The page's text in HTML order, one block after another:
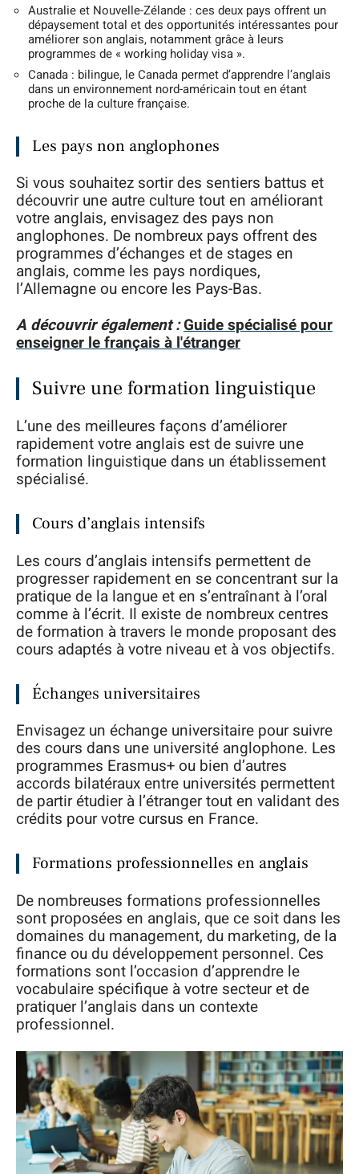
Australie et Nouvelle-Zélande : ces deux pays offrent un
dépaysement total et des opportunités intéressantes pour
améliorer son anglais, notamment grâce à leurs
programmes de « working holiday visa ».
Canada : bilingue, le Canada permet d’apprendre l’anglais
dans un environnement nord-américain tout en étant
proche de la culture française.
Les pays non anglophones
Si vous souhaitez sortir des sentiers battus et
découvrir une autre culture tout en améliorant
votre anglais, envisagez des pays non
anglophones. De nombreux pays offrent des
programmes d’échanges et de stages en
anglais, comme les pays nordiques,
l’Allemagne ou encore les Pays-Bas.
A découvrir également :Guide spécialisé pour
enseigner le français à l'étranger
Suivre une formation linguistique
L’une des meilleures façons d’améliorer
rapidement votre anglais est de suivre une
formation linguistique dans un établissement
spécialisé.
Cours d’anglais intensifs
Les cours d’anglais intensifs permettent de
progresser rapidement en se concentrant sur la
pratique de la langue et en s’entraînant à l’oral
comme à l’écrit. Il existe de nombreux centres
de formation à travers le monde proposant des
cours adaptés à votre niveau et à vos objectifs.
Échanges universitaires
Envisagez un échange universitaire pour suivre
des cours dans une université anglophone. Les
programmes Erasmus+ ou bien d’autres
accords bilatéraux entre universités permettent
de partir étudier à l’étranger tout en validant des
crédits pour votre cursus en France.
Formations professionnelles en anglais
De nombreuses formations professionnelles
sont proposées en anglais, que ce soit dans les
domaines du management, du marketing, de la
finance ou du développement personnel. Ces
formations sont l’occasion d’apprendre le
vocabulaire spécifique à votre secteur et de
pratiquer l’anglais dans un contexte
professionnel.